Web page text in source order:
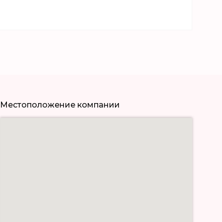
Местоположение компании